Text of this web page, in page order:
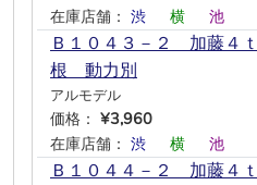
在庫店舗： 渋 横 池
Ｂ１０４３－２ 加藤４
根 動力別
アルモデル
価格： ¥3,960
在庫店舗： 渋 横 池
Ｂ１０４４－２ 加藤４